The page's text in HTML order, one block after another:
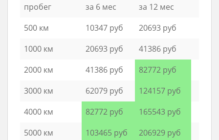
пробег
за 6 мес
за 12 мес
500 км
10347 руб
20693 руб
1000 км
20693 руб
41386 руб
2000 км
41386 руб
82772 руб
3000 км
62079 руб
124157 руб
4000 км
82772 руб
165543 руб
5000 км
103465 руб 206929 руб